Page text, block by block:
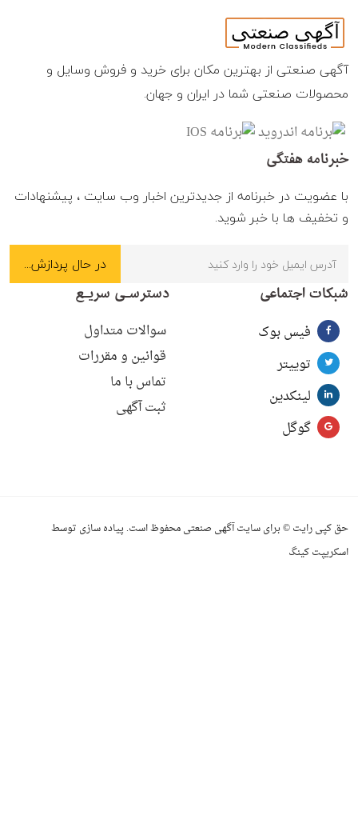
آگهی صنعتی از بهترین مکان برای خرید و فروش وسایل و
محصولات صنعتی شما در ایران و جهان.
خبرنامه هفتگی
با عضویت در خبرنامه از جدیدترین اخبار وب سایت ، پیشنهادات
و تخفیف ها با خبر شوید.
شبکات اجتماعی
فیس بوک
توییتر
لینکدین
گوگل
دسترسـی سریـع
سوالات متداول
قوانین و مقررات
تماس با ما
ثبت آگهی
حق کپی رایت © برای سایت آگهی صنعتی محفوظ است. پیاده سازی توسط
اسکریپت کینگ